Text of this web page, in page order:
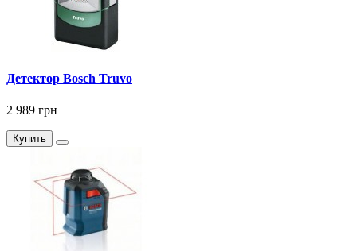
Детектор Bosch Truvo
2 989 грн
Купить